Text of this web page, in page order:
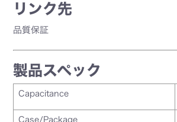
リンク先
品質保証
製品スペック
Capacitance
Case/Package